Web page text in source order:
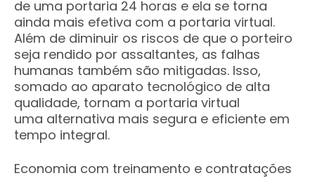
de uma portaria 24 horas e ela se torna
ainda mais efetiva com a portaria virtual.
Além de diminuir os riscos de que o porteiro
seja rendido por assaltantes, as falhas
humanas também são mitigadas. Isso,
somado ao aparato tecnológico de alta
qualidade, tornam a portaria virtual
uma alternativa mais segura e eficiente em
tempo integral.
Economia com treinamento e contratações